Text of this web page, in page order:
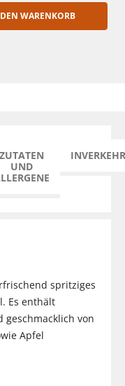
WARENKORB
ZUTATEN
UND
spritziges
Es enthält
von
Apfel